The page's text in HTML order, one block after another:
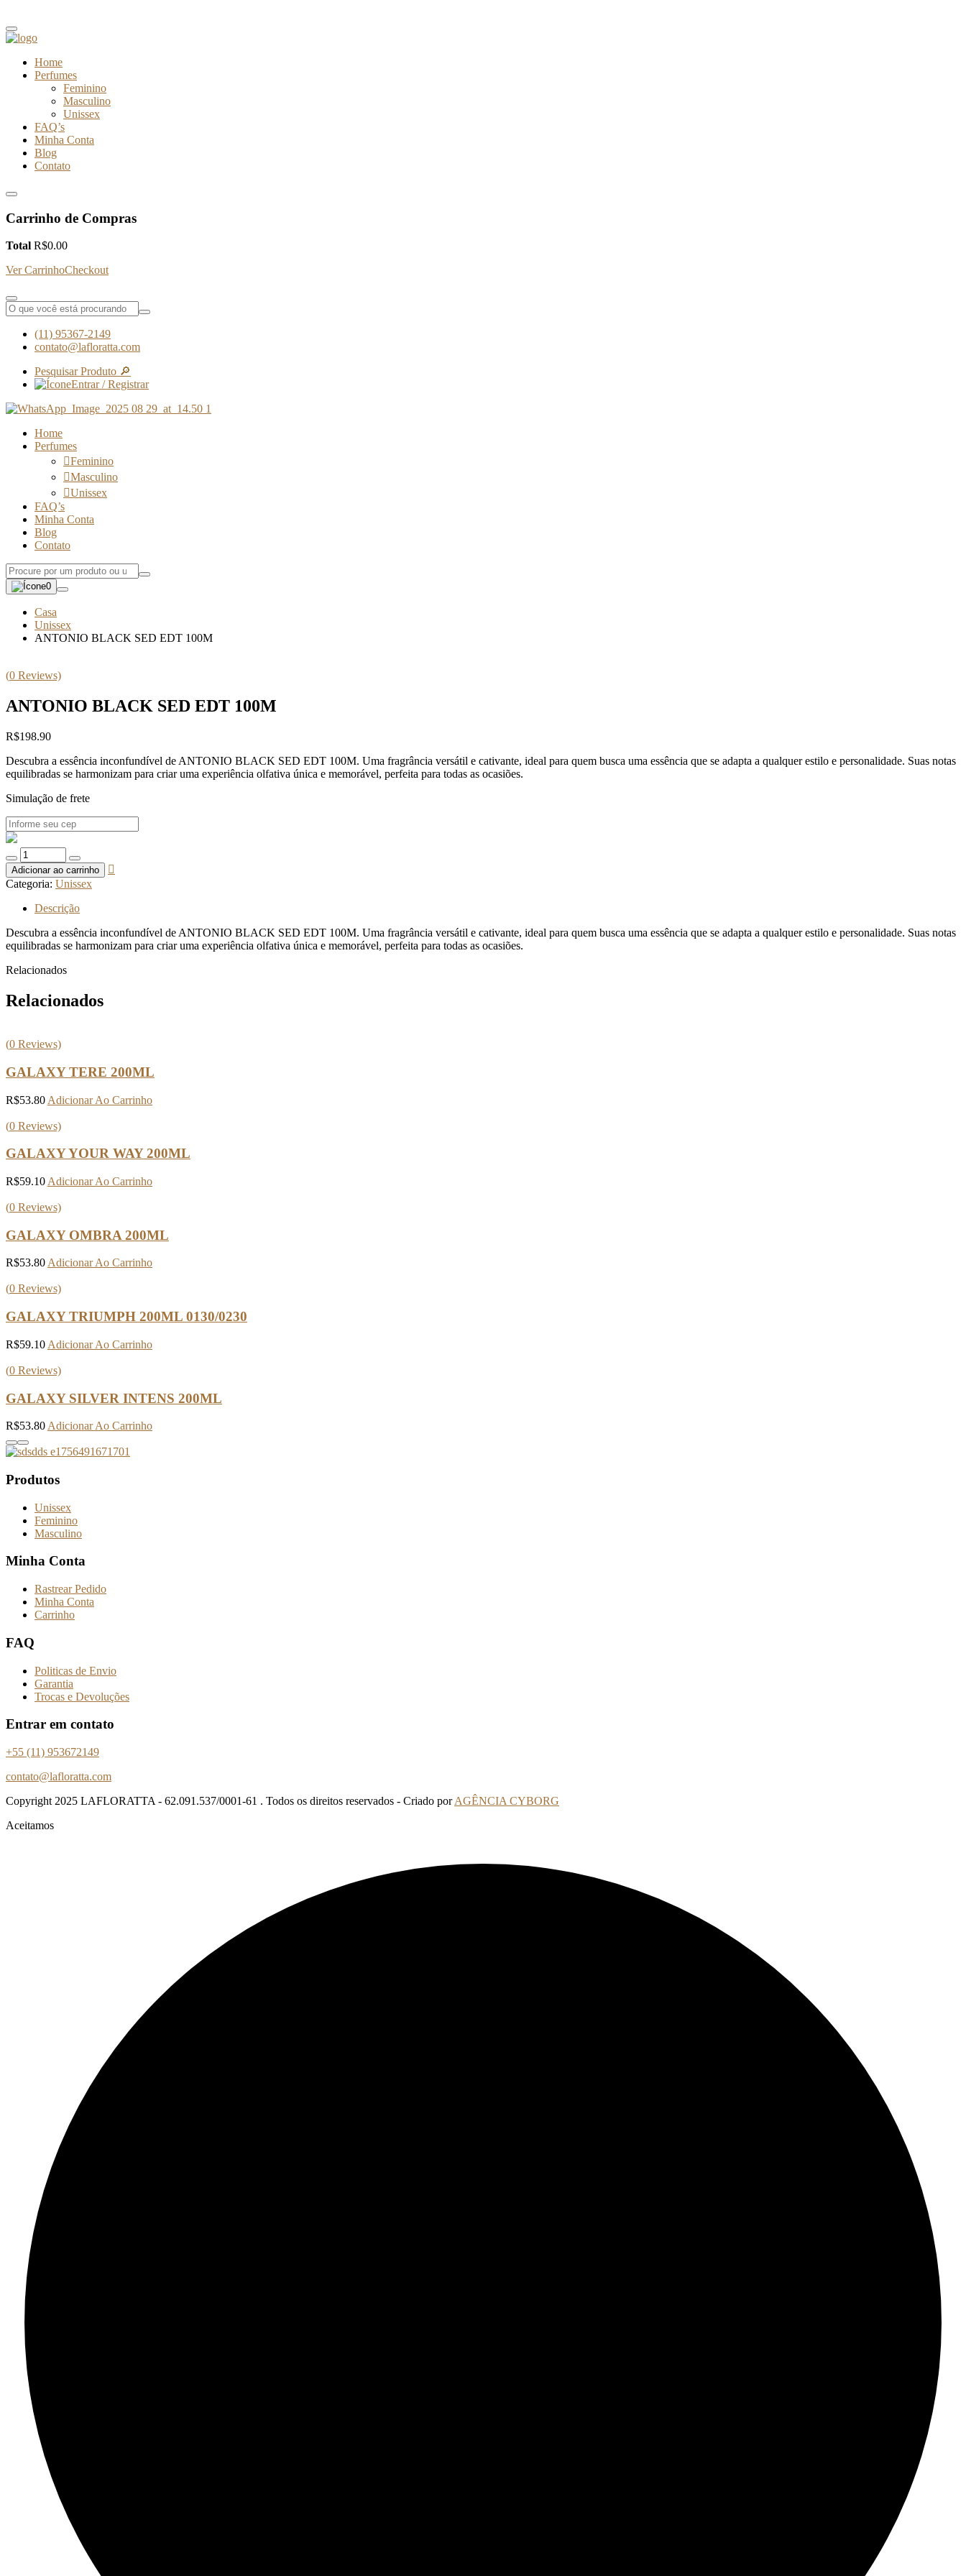
Home
Perfumes
Feminino
Masculino
Unissex
FAQ’s
Minha Conta
Blog
Contato
Carrinho de Compras
Total R$0.00
Ver CarrinhoCheckout
(11) 95367-2149
contato@lafloratta.com
Pesquisar Produto 🔎
Entrar / Registrar
Home
Perfumes
Feminino
Masculino
Unissex
FAQ’s
Minha Conta
Blog
Contato
0
Casa
Unissex
ANTONIO BLACK SED EDT 100M
(0 Reviews)
ANTONIO BLACK SED EDT 100M
R$198.90
Descubra a essência inconfundível de ANTONIO BLACK SED EDT 100M. Uma fragrância versátil e cativante, ideal para quem busca uma essência que se adapta a qualquer estilo e personalidade. Suas notas
equilibradas se harmonizam para criar uma experiência olfativa única e memorável, perfeita para todas as ocasiões.
Simulação de frete
Quantidade
de
ANTONIO
BLACK
SED
100M
Adicionar ao carrinho
Categoria: Unissex
Descrição
Descubra a essência inconfundível de ANTONIO BLACK SED EDT 100M. Uma fragrância versátil e cativante, ideal para quem busca uma essência que se adapta a qualquer estilo e personalidade. Suas notas
equilibradas se harmonizam para criar uma experiência olfativa única e memorável, perfeita para todas as ocasiões.
Relacionados
Relacionados
(0 Reviews)
GALAXY TERE 200ML
R$53.80 Adicionar Ao Carrinho
(0 Reviews)
GALAXY YOUR WAY 200ML
R$59.10 Adicionar Ao Carrinho
(0 Reviews)
GALAXY OMBRA 200ML
R$53.80 Adicionar Ao Carrinho
(0 Reviews)
GALAXY TRIUMPH 200ML 0130/0230
R$59.10 Adicionar Ao Carrinho
(0 Reviews)
GALAXY SILVER INTENS 200ML
R$53.80 Adicionar Ao Carrinho
Produtos
Unissex
Feminino
Masculino
Minha Conta
Rastrear Pedido
Minha Conta
Carrinho
FAQ
Politicas de Envio
Garantia
Trocas e Devoluções
Entrar em contato
+55 (11) 953672149
contato@lafloratta.com
Copyright 2025 LAFLORATTA - 62.091.537/0001-61 . Todos os direitos reservados - Criado porAGÊNCIA CYBORG
Aceitamos